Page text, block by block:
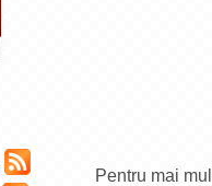
Pentru mai